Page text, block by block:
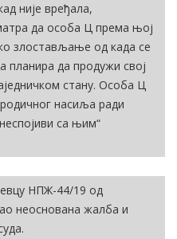
није вређала,
да особа Ц према њој
злостављање од када се
планира да продужи свој
стану. Особа Ц
насиља ради
са њим“
НПЖ-44/19 од
неоснована жалба и